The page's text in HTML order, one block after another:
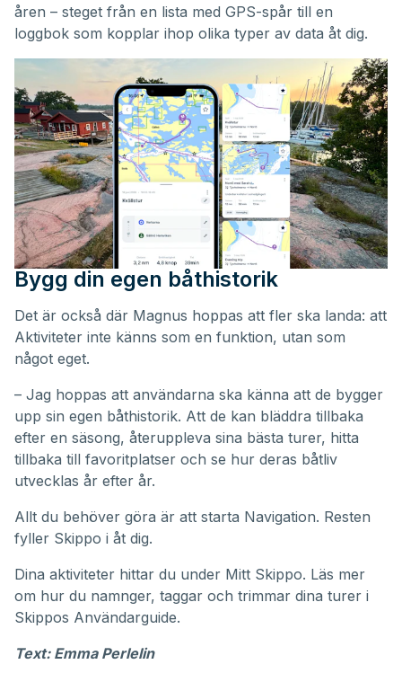
åren – steget från en lista med GPS-spår till en
loggbok som kopplar ihop olika typer av data åt dig.
Bygg din egen båthistorik
Det är också där Magnus hoppas att fler ska landa: att
Aktiviteter inte känns som en funktion, utan som
något eget.
– Jag hoppas att användarna ska känna att de bygger
upp sin egen båthistorik. Att de kan bläddra tillbaka
efter en säsong, återuppleva sina bästa turer, hitta
tillbaka till favoritplatser och se hur deras båtliv
utvecklas år efter år.
Allt du behöver göra är att starta Navigation. Resten
fyller Skippo i åt dig.
Dina aktiviteter hittar du under Mitt Skippo. Läs mer
om hur du namnger, taggar och trimmar dina turer i
Skippos Användarguide.
Text: Emma Perlelin